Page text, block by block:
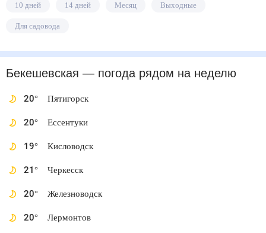
10 дней 14 дней Месяц Выходные
Для садовода
Бекешевская — погода рядомна неделю
20° Пятигорск
20° Ессентуки
19° Кисловодск
21° Черкесск
20° Железноводск
20° Лермонтов